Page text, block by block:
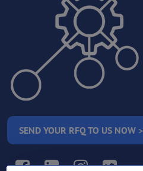
SEND YOUR RFQ TO US NOW